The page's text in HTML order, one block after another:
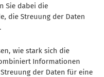
Sie dabei die
die Streuung der Daten
wie stark sich die
Informationen
der Daten für eine